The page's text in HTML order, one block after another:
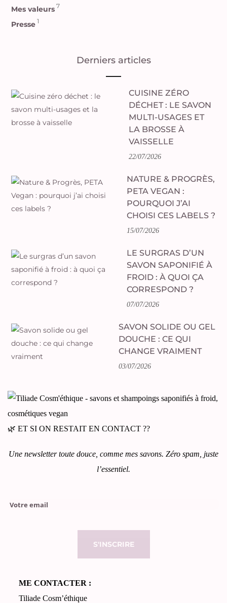
Mes valeurs 7
Presse 1
Derniers articles
CUISINE ZÉRO
DÉCHET : LE SAVON
MULTI-USAGES ET
LA BROSSE À
VAISSELLE
22/07/2026
NATURE & PROGRÈS,
PETA VEGAN :
POURQUOI J’AI
CHOISI CES LABELS ?
15/07/2026
LE SURGRAS D’UN
SAVON SAPONIFIÉ À
FROID : À QUOI ÇA
CORRESPOND ?
07/07/2026
SAVON SOLIDE OU GEL
DOUCHE : CE QUI
CHANGE VRAIMENT
03/07/2026
🌿 ET SI ON RESTAIT EN CONTACT ??
Une newsletter toute douce, comme mes savons. Zéro spam, juste
l’essentiel.
ME CONTACTER :
Tiliade Cosm’éthique